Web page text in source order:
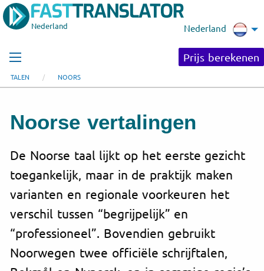
Nederland Nederland
Prijs berekenen
TALEN NOORS
Noorse vertalingen
De Noorse taal lijkt op het eerste gezicht
toegankelijk, maar in de praktijk maken
varianten en regionale voorkeuren het
verschil tussen “begrijpelijk” en
“professioneel”. Bovendien gebruikt
Noorwegen twee officiële schrijftalen,